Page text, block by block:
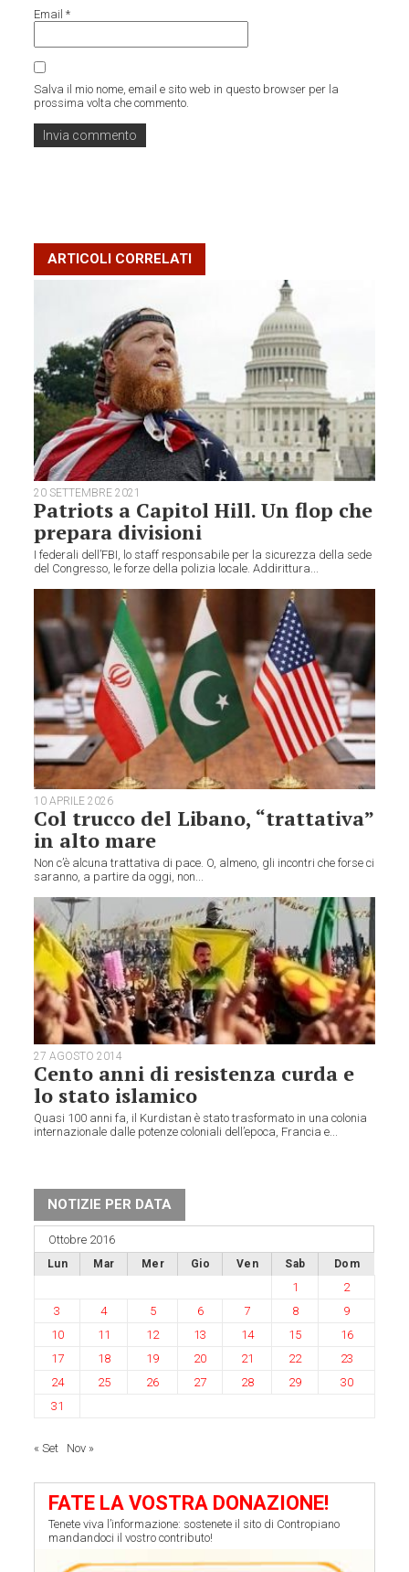
Email*
Salva il mio nome, email e sito web in questo browser per la
prossima volta che commento.
ARTICOLI CORRELATI
20 SETTEMBRE 2021
Patriots a Capitol Hill. Un flop che
prepara divisioni
I federali dell’FBI, lo staff responsabile per la sicurezza della sede
del Congresso, le forze della polizia locale. Addirittura...
10 APRILE 2026
Col trucco del Libano, “trattativa”
in alto mare
Non c’è alcuna trattativa di pace. O, almeno, gli incontri che forse ci
saranno, a partire da oggi, non...
27 AGOSTO 2014
Cento anni di resistenza curda e
lo stato islamico
Quasi 100 anni fa, il Kurdistan è stato trasformato in una colonia
internazionale dalle potenze coloniali dell’epoca, Francia e...
NOTIZIE PER DATA
Ottobre 2016
Lun Mar Mer Gio Ven Sab Dom
1
2
3
4 5 6 7 8
9
10
11 12 13 14 15
16
17
18 19 20 21 22
23
24
25 26 27 28 29
30
31
« Set Nov »
FATE LA VOSTRA DONAZIONE!
Tenete viva l’informazione: sostenete il sito di Contropiano
mandandoci il vostro contributo!